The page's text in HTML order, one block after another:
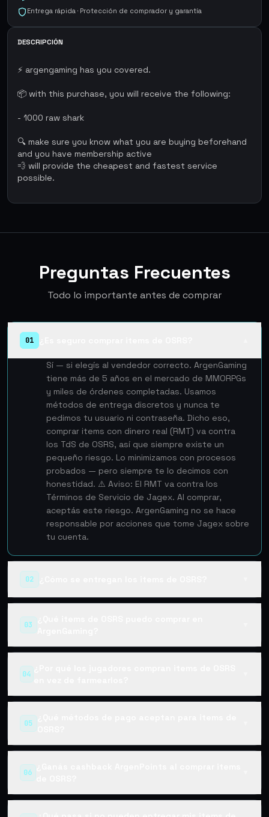
Entrega rápida · Protección de comprador y garantía
DESCRIPCIÓN
⚡ argengaming has you covered.
📦 with this purchase, you will receive the following:
- 1000 raw shark
🔍 make sure you know what you are buying beforehand
and you have membership active
💨 will provide the cheapest and fastest service
possible.
Preguntas Frecuentes
Todo lo importante antes de comprar
01
Sí — si elegís al vendedor correcto. ArgenGaming
tiene más de 5 años en el mercado de MMORPGs
y miles de órdenes completadas. Usamos
métodos de entrega discretos y nunca te
pedimos tu usuario ni contraseña. Dicho eso,
comprar items con dinero real (RMT) va contra
los TdS de OSRS, así que siempre existe un
pequeño riesgo. Lo minimizamos con procesos
probados — pero siempre te lo decimos con
honestidad. ⚠️ Aviso: El RMT va contra los
Términos de Servicio de Jagex. Al comprar,
aceptás este riesgo. ArgenGaming no se hace
responsable por acciones que tome Jagex sobre
tu cuenta.
02
03
¿Qué items de OSRS puedo comprar en
ArgenGaming?
04
¿Por qué los jugadores compran items de OSRS
en vez de farmearlos?
05
¿Qué métodos de pago aceptan para items de
OSRS?
06
¿Ganás cashback ArgenPoints al comprar items
de OSRS?